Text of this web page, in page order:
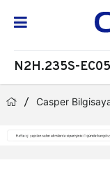
N2H.235S-
Casper